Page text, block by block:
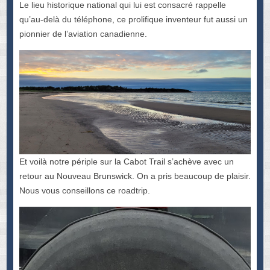
Le lieu historique national qui lui est consacré rappelle
qu’au-delà du téléphone, ce prolifique inventeur fut aussi un
pionnier de l’aviation canadienne.
Et voilà notre périple sur la Cabot Trail s’achève avec un
retour au Nouveau Brunswick. On a pris beaucoup de plaisir.
Nous vous conseillons ce roadtrip.